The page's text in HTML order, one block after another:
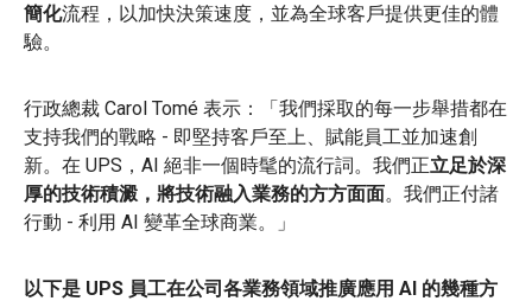
簡化流程，以加快決策速度，並為全球客戶提供更佳的體
驗。
行政總裁 Carol Tomé 表示：「我們採取的每一步舉措都在
支持我們的戰略 - 即堅持客戶至上、賦能員工並加速創
新。在 UPS，AI 絕非一個時髦的流行詞。我們正立足於深
厚的技術積澱，將技術融入業務的方方面面。我們正付諸
行動 - 利用 AI 變革全球商業。」
以下是 UPS 員工在公司各業務領域推廣應用 AI 的幾種方